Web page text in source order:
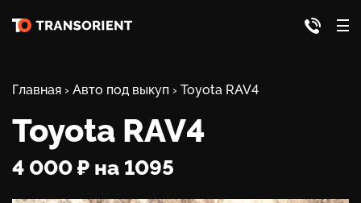
Главная › Авто под выкуп › Toyota RAV4
Toyota RAV4
4 000 ₽ на 1095